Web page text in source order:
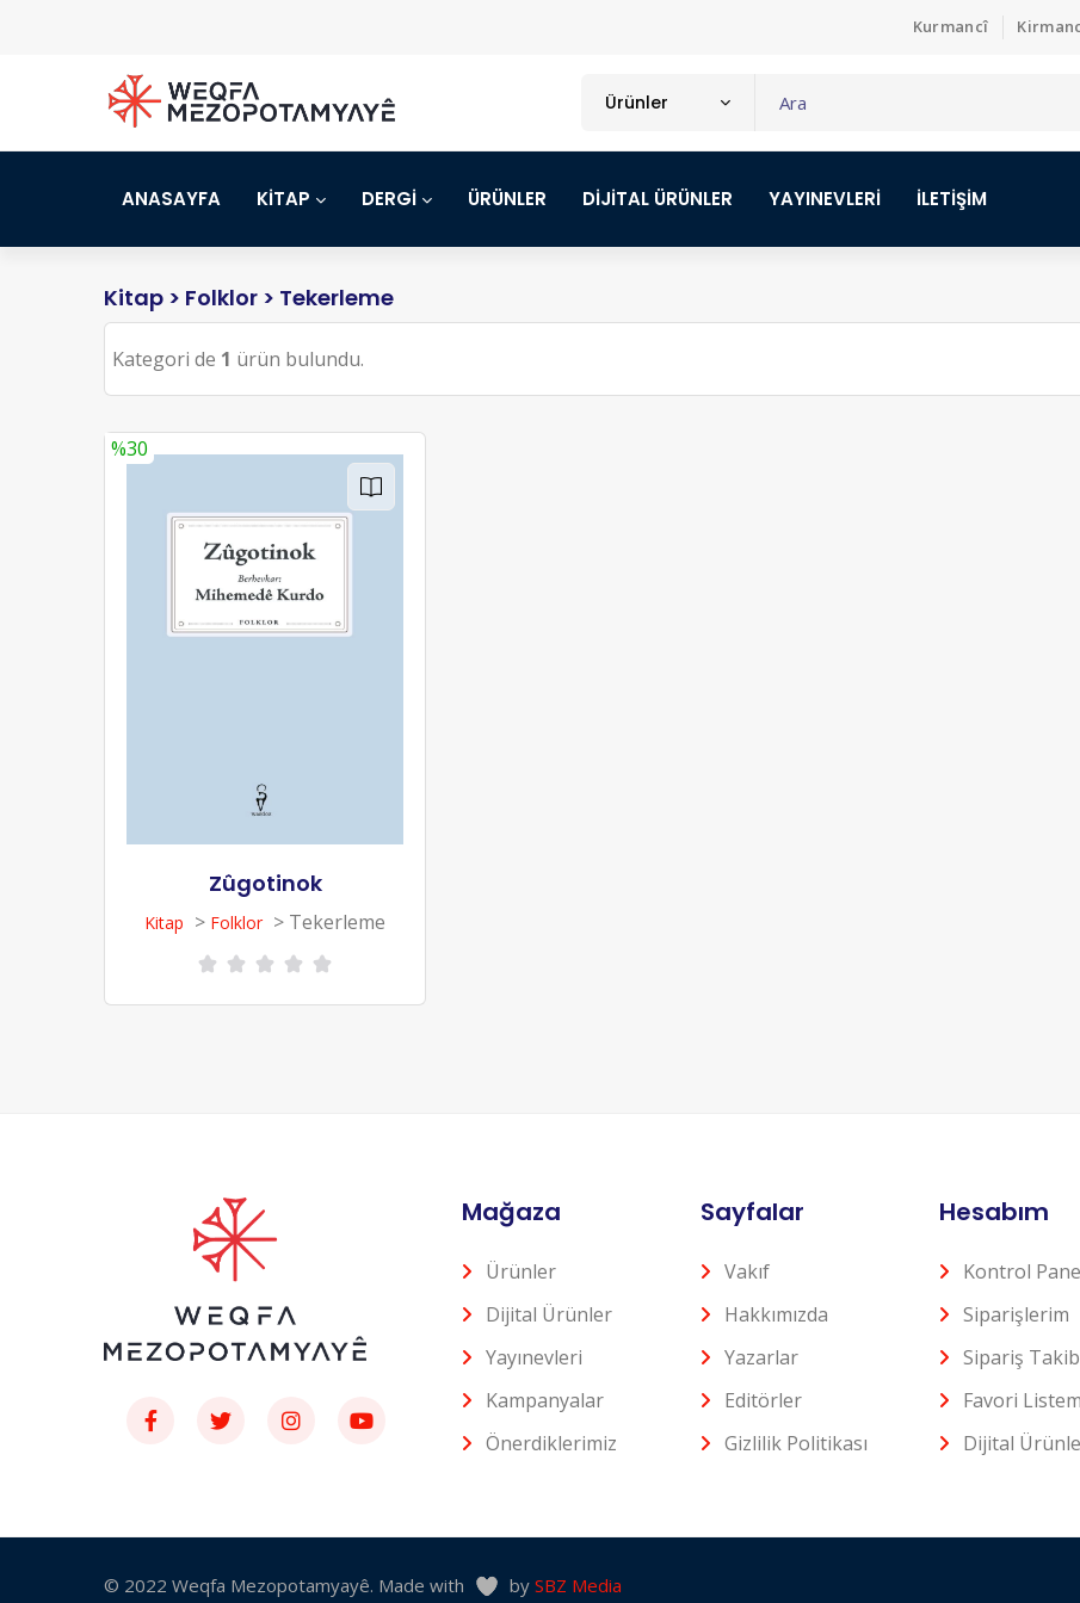
Kurmancî
Ürünler
ANASAYFA KİTAP DERGİ ÜRÜNLER DİJİTAL ÜRÜNLER YAYINEVLERİ İLETİŞİM
Kitap > Folklor > Tekerleme
Kategori de 1 ürün bulundu.
%30
Zûgotinok
Kitap > Folklor > Tekerleme
Mağaza
Ürünler
Dijital Ürünler
Yayınevleri
Kampanyalar
Önerdiklerimiz
Sayfalar
Vakıf
Hakkımızda
Yazarlar
Editörler
Gizlilik Politikası
Hesabım
Kontrol
Siparişlerim
Sipariş
Favori Listem
Dijital
© 2022 Weqfa Mezopotamyayê. Made with by SBZ Media